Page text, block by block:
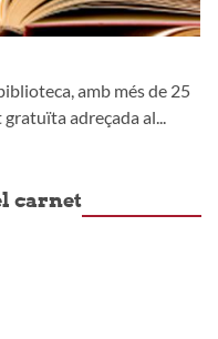
amb més de 25
adreçada al...
carnet